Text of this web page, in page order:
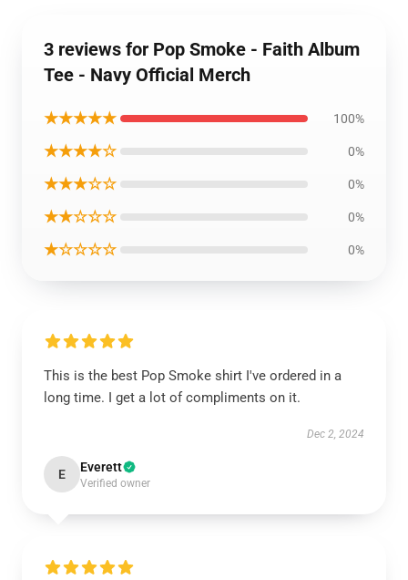
3 reviews for Pop Smoke - Faith Album
Tee - Navy Official Merch
★★★★★ 100%
★★★★☆ 0%
★★★☆☆ 0%
★★☆☆☆ 0%
★☆☆☆☆ 0%
This is the best Pop Smoke shirt I've ordered in a
long time. I get a lot of compliments on it.
Dec 2, 2024
E Everett
Verified owner